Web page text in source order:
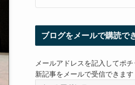
ブログをメールで購読で
メールアドレスを記入してポ
新記事をメールで受信できます